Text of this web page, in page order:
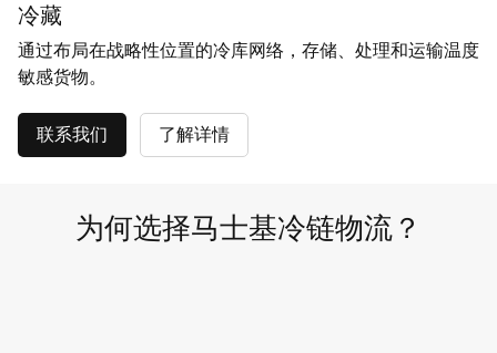
冷藏
通过布局在战略性位置的冷库网络，存储、处理和运输温度
敏感货物。
联系我们 了解详情
为何选择马士基冷链物流？